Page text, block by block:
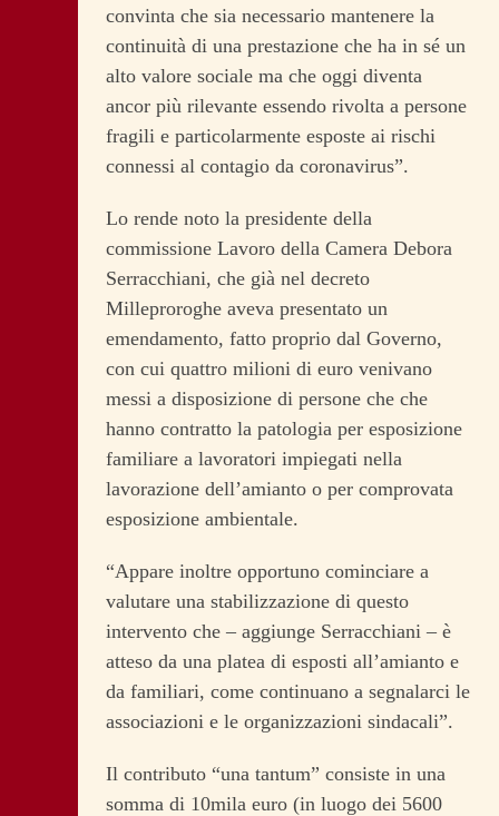
convinta che sia necessario mantenere la
continuità di una prestazione che ha in sé un
alto valore sociale ma che oggi diventa
ancor più rilevante essendo rivolta a persone
fragili e particolarmente esposte ai rischi
connessi al contagio da coronavirus”.
Lo rende noto la presidente della
commissione Lavoro della Camera Debora
Serracchiani, che già nel decreto
Milleproroghe aveva presentato un
emendamento, fatto proprio dal Governo,
con cui quattro milioni di euro venivano
messi a disposizione di persone che che
hanno contratto la patologia per esposizione
familiare a lavoratori impiegati nella
lavorazione dell’amianto o per comprovata
esposizione ambientale.
“Appare inoltre opportuno cominciare a
valutare una stabilizzazione di questo
intervento che – aggiunge Serracchiani – è
atteso da una platea di esposti all’amianto e
da familiari, come continuano a segnalarci le
associazioni e le organizzazioni sindacali”.
Il contributo “una tantum” consiste in una
somma di 10mila euro (in luogo dei 5600